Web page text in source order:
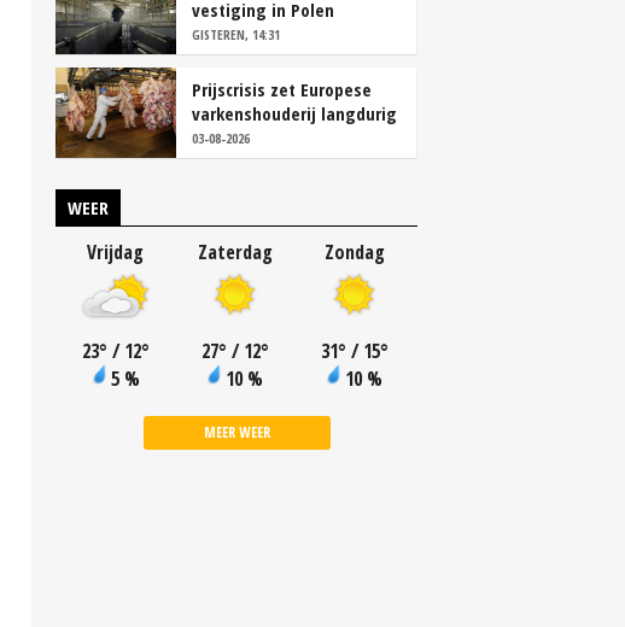
vestiging in Polen
GISTEREN, 14:31
Prijscrisis zet Europese
varkenshouderij langdurig
onder druk
03-08-2026
WEER
Vrijdag
23° / 12°
5 %
Zaterdag
27° / 12°
10 %
Zondag
31° / 15°
10 %
MEER WEER